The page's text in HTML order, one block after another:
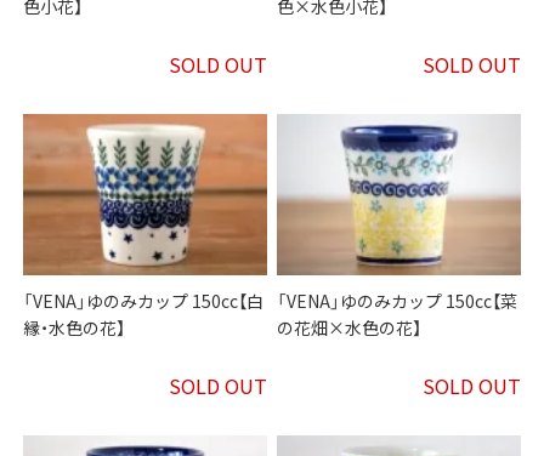
色小花】
SOLD OUT
色×水色小花】
SOLD OUT
「VENA」ゆのみカップ 150cc【白
縁・水色の花】
SOLD OUT
「VENA」ゆのみカップ 150cc【菜
の花畑×水色の花】
SOLD OUT